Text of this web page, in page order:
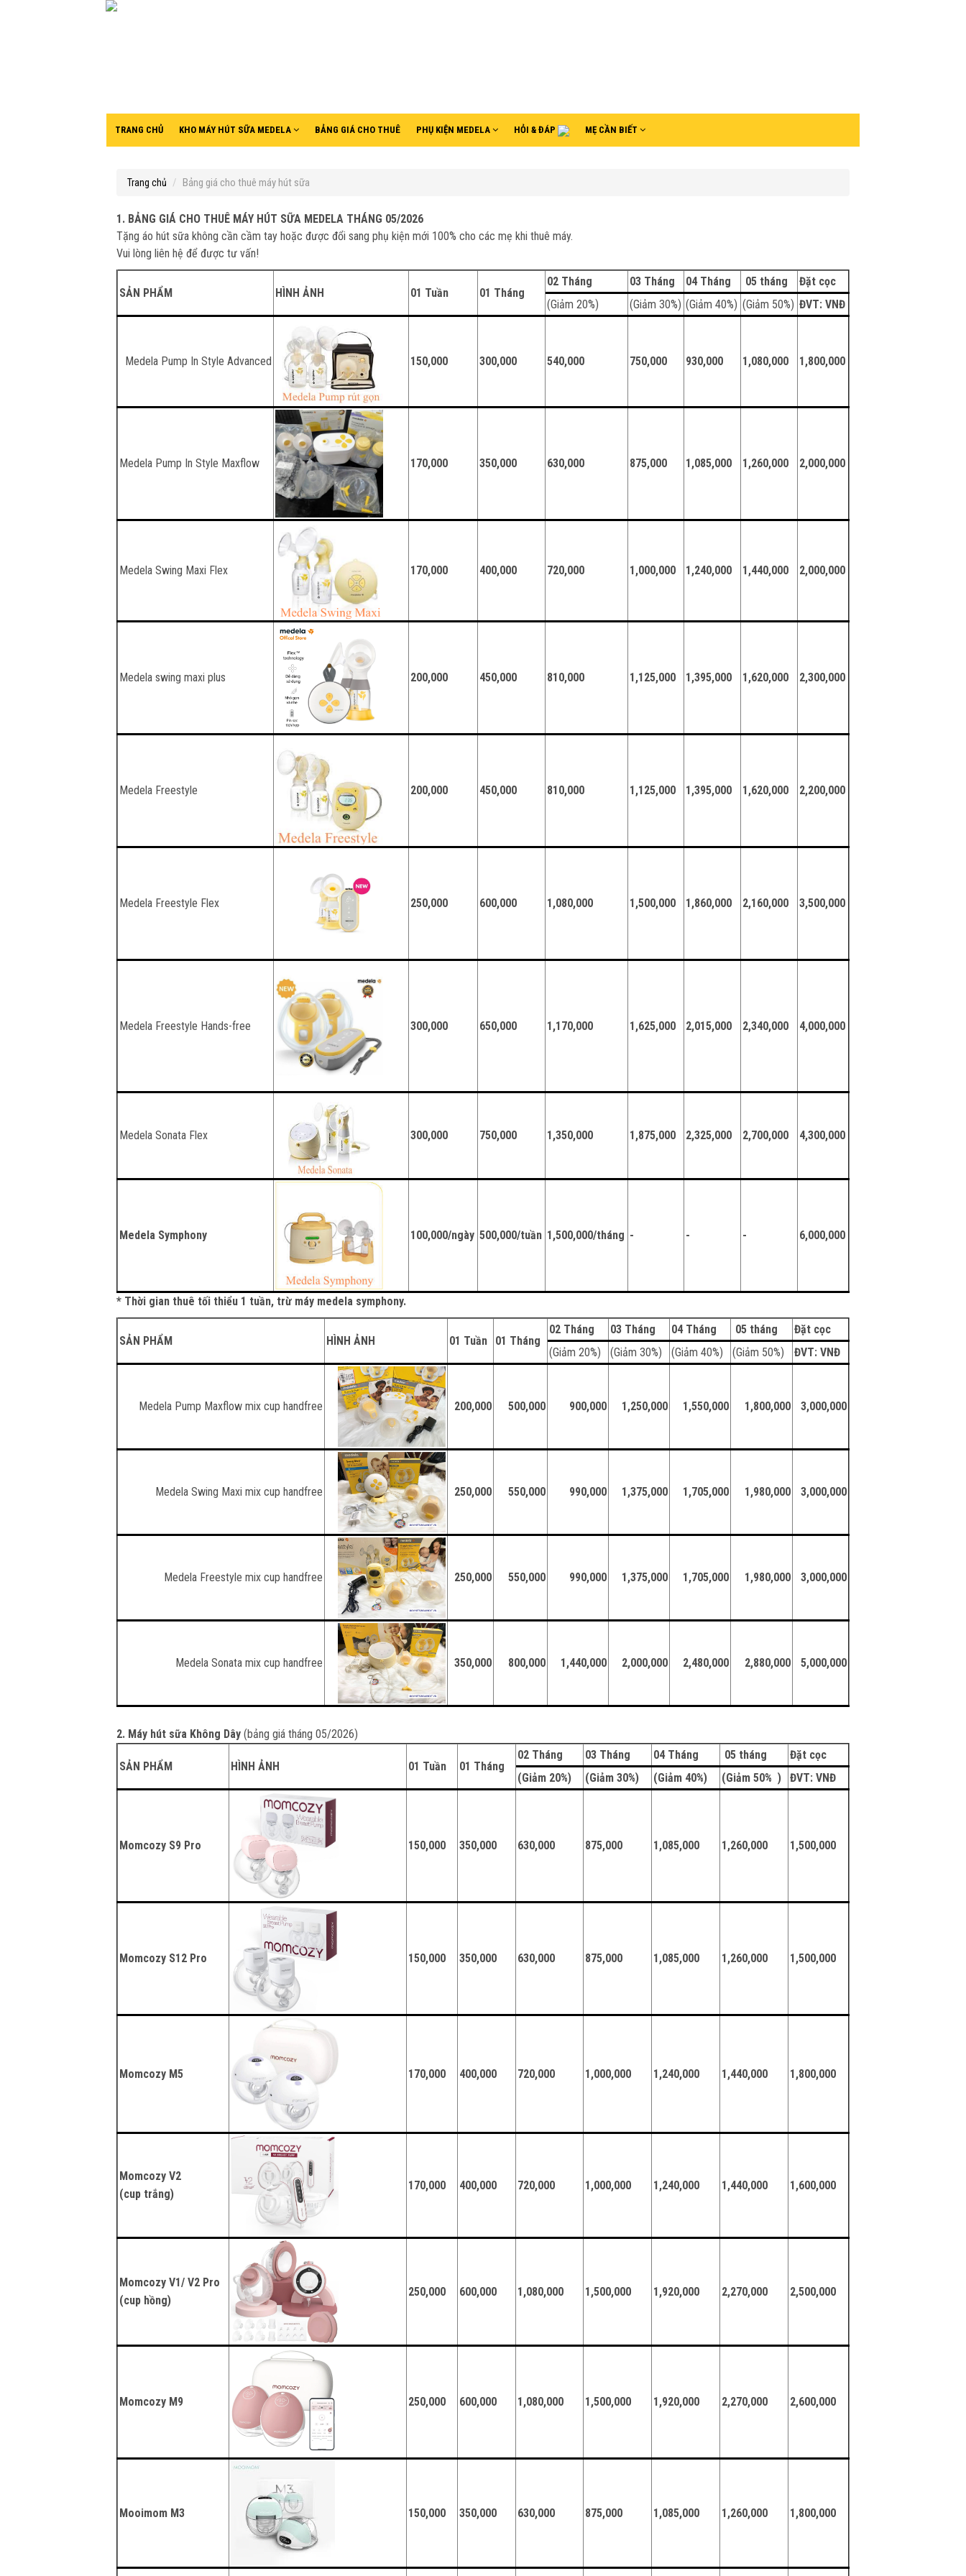
TRANG CHỦ KHO MÁY HÚT SỮA MEDELA BẢNG GIÁ CHO THUÊ PHỤ KIỆN MEDELA HỎI & ĐÁP MẸ CẦN BIẾT
Trang chủ Bảng giá cho thuê máy hút sữa
1. BẢNG GIÁ CHO THUÊ MÁY HÚT SỮA MEDELA THÁNG 05/2026
Tặng áo hút sữa không cần cầm tay hoặc được đổi sang phụ kiện mới 100% cho các mẹ khi thuê máy.
Vui lòng liên hệ để được tư vấn!
SẢN PHẨM HÌNH ẢNH 01 Tuần 01 Tháng
02 Tháng 03 Tháng 04 Tháng 05 tháng
Đặt cọc
(Giảm 20%)
(Giảm 30%) (Giảm 40%) (Giảm 50%) ĐVT: VNĐ
Medela Pump In Style Advanced 150,000 300,000 540,000 750,000 930,000 1,080,000 1,800,000
Medela Pump In Style Maxflow 170,000 350,000 630,000 875,000 1,085,000 1,260,000 2,000,000
Medela Swing Maxi Flex 170,000 400,000 720,000 1,000,000 1,240,000 1,440,000 2,000,000
Medela swing maxi plus 200,000 450,000 810,000 1,125,000 1,395,000 1,620,000 2,300,000
Medela Freestyle 200,000 450,000 810,000 1,125,000 1,395,000 1,620,000 2,200,000
Medela Freestyle Flex 250,000 600,000 1,080,000 1,500,000 1,860,000 2,160,000 3,500,000
Medela Freestyle Hands-free 300,000 650,000 1,170,000 1,625,000 2,015,000 2,340,000 4,000,000
Medela Sonata Flex 300,000 750,000 1,350,000 1,875,000 2,325,000 2,700,000 4,300,000
Medela Symphony 100,000/ngày 500,000/tuần 1,500,000/tháng - - - 6,000,000
* Thời gian thuê tối thiểu 1 tuần, trừ máy medela symphony.
SẢN PHẨM HÌNH ẢNH 01 Tuần 01 Tháng
02 Tháng 03 Tháng 04 Tháng 05 tháng
Đặt cọc
(Giảm 20%)
(Giảm 30%) (Giảm 40%) (Giảm 50%) ĐVT: VNĐ
Medela Pump Maxflow mix cup handfree 200,000 500,000 900,000 1,250,000 1,550,000 1,800,000 3,000,000
Medela Swing Maxi mix cup handfree 250,000 550,000 990,000 1,375,000 1,705,000 1,980,000 3,000,000
Medela Freestyle mix cup handfree 250,000 550,000 990,000 1,375,000 1,705,000 1,980,000 3,000,000
Medela Sonata mix cup handfree 350,000 800,000 1,440,000 2,000,000 2,480,000 2,880,000 5,000,000
2. Máy hút sữa Không Dây (bảng giá tháng 05/2026)
SẢN PHẨM HÌNH ẢNH 01 Tuần 01 Tháng
02 Tháng 03 Tháng 04 Tháng 05 tháng
Đặt cọc
(Giảm 20%)
(Giảm 30%) (Giảm 40%) (Giảm 50% ) ĐVT: VNĐ
Momcozy S9 Pro 150,000 350,000 630,000 875,000 1,085,000 1,260,000 1,500,000
Momcozy S12 Pro 150,000 350,000 630,000 875,000 1,085,000 1,260,000 1,500,000
Momcozy M5 170,000 400,000 720,000 1,000,000 1,240,000 1,440,000 1,800,000
Momcozy V2
(cup trắng)
170,000 400,000 720,000 1,000,000 1,240,000 1,440,000 1,600,000
Momcozy V1/ V2 Pro
(cup hồng)
250,000 600,000 1,080,000 1,500,000 1,920,000 2,270,000 2,500,000
Momcozy M9 250,000 600,000 1,080,000 1,500,000 1,920,000 2,270,000 2,600,000
Mooimom M3 150,000 350,000 630,000 875,000 1,085,000 1,260,000 1,800,000